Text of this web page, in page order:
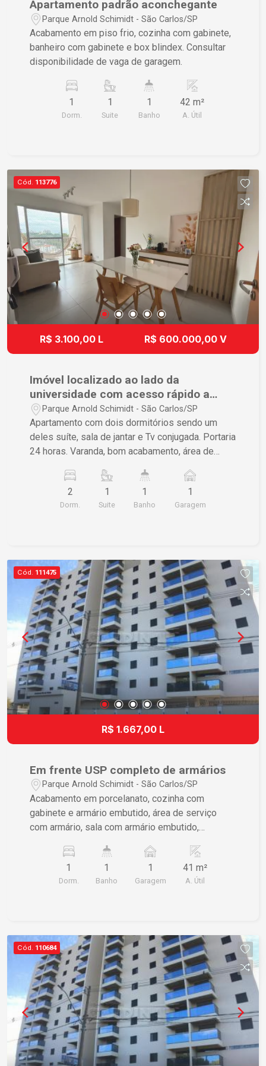
Apartamento padrão aconchegante
Parque Arnold Schimidt - São Carlos/SP
Acabamento em piso frio, cozinha com gabinete,
banheiro com gabinete e box blindex. Consultar
disponibilidade de vaga de garagem.
1
Dorm.
1
Suite
1
Banho
42 m²
A. Útil
Cód. 113776
R$ 3.100,00 L R$ 600.000,00 V
Imóvel localizado ao lado da
universidade com acesso rápido a
marginal- São Carlos.
Parque Arnold Schimidt - São Carlos/SP
Apartamento com dois dormitórios sendo um
deles suíte, sala de jantar e Tv conjugada. Portaria
24 horas. Varanda, bom acabamento, área de
2
Dorm.
1
Suite
1
Banho
1
Garagem
Cód. 111475
R$ 1.667,00 L
Em frente USP completo de armários
Parque Arnold Schimidt - São Carlos/SP
Acabamento em porcelanato, cozinha com
gabinete e armário embutido, área de serviço
com armário, sala com armário embutido,
gabinete e box blindex.
1
Dorm.
1
Banho
1
Garagem
41 m²
A. Útil
Cód. 110684